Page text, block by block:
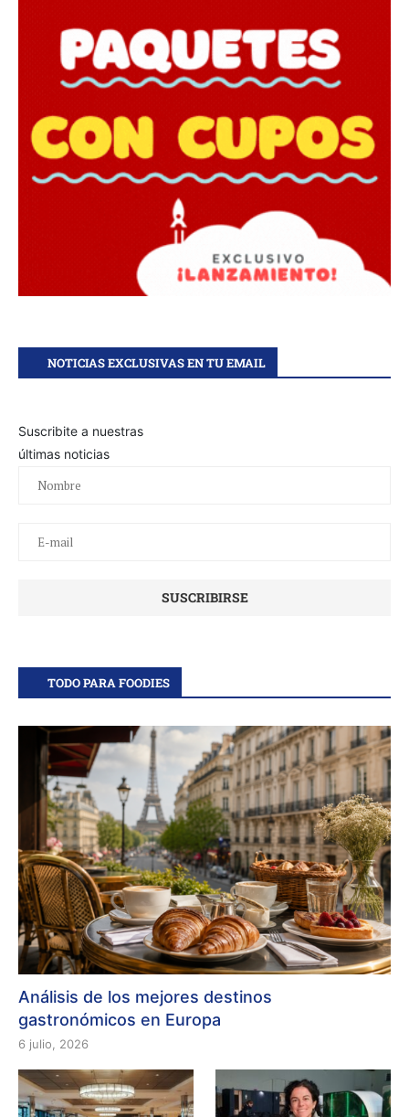
NOTICIAS EXCLUSIVAS EN TU EMAIL
Suscribite a nuestras
últimas noticias
TODO PARA FOODIES
Análisis de los mejores destinos
gastronómicos en Europa
6 julio, 2026